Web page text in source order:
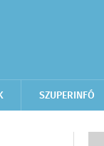
SZUPERINFÓ